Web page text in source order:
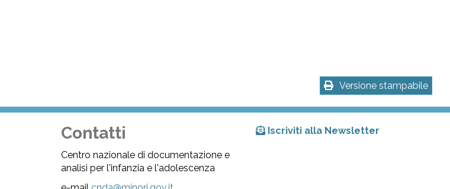
Versione stampabile
Contatti
Centro nazionale di documentazione e
analisi per l'infanzia e l'adolescenza
Iscriviti alla Newsletter